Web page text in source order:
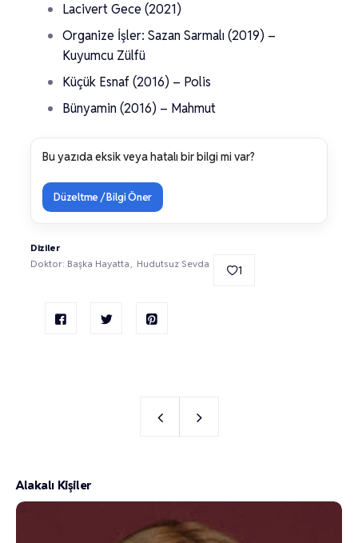
Lacivert Gece (2021)
Organize İşler: Sazan Sarmalı (2019) –
Kuyumcu Zülfü
Küçük Esnaf (2016) – Polis
Bünyamin (2016) – Mahmut
Bu yazıda eksik veya hatalı bir bilgi mi var?
Düzeltme / Bilgi Öner
Diziler
Doktor: Başka Hayatta
Hudutsuz Sevda 1
Alakalı Kişiler